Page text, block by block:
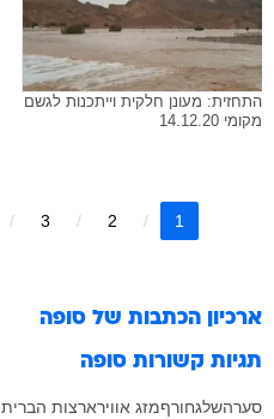
התחזית: מעונן חלקית וייתכנות לגשם
מקומי 14.12.20
1
2
3
ארכיון הכתבות של סופה
תגיות קשורות סופה
סערהשלגחורףמזג אווירארצות הברית